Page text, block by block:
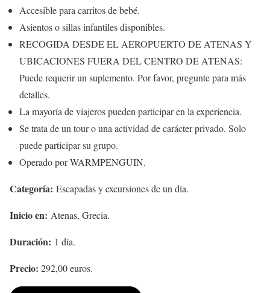
Accesible para carritos de bebé.
Asientos o sillas infantiles disponibles.
RECOGIDA DESDE EL AEROPUERTO DE ATENAS Y
UBICACIONES FUERA DEL CENTRO DE ATENAS:
Puede requerir un suplemento. Por favor, pregunte para más
detalles.
La mayoría de viajeros pueden participar en la experiencia.
Se trata de un tour o una actividad de carácter privado. Solo
puede participar su grupo.
Operado por WARMPENGUIN.
Categoría: Escapadas y excursiones de un día.
Inicio en: Atenas, Grecia.
Duración: 1 día.
Precio: 292,00 euros.